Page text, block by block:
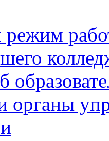
режим
органы